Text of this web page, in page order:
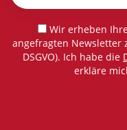
Wir erheben
angefragten Newsletter
DSGVO). Ich habe die
erkläre